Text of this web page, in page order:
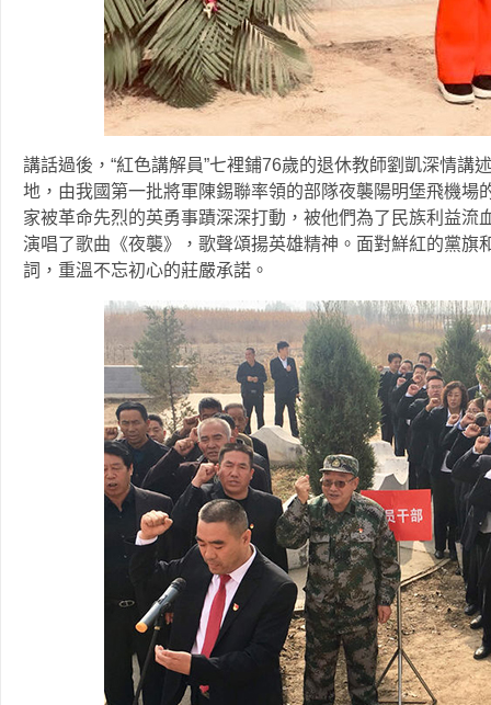
講話過後，“紅色講解員”七裡鋪76歲的退休教師劉凱深情講
地，由我國第一批將軍陳錫聯率領的部隊夜襲陽明堡飛機場
家被革命先烈的英勇事蹟深深打動，被他們為了民族利益流
演唱了歌曲《夜襲》，歌聲頌揚英雄精神。面對鮮紅的黨旗
詞，重溫不忘初心的莊嚴承諾。